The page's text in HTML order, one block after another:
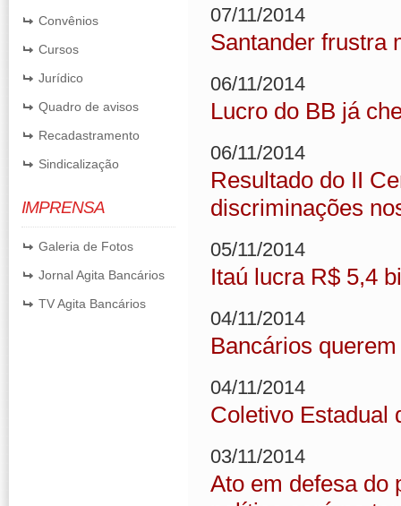
Convênios
Cursos
Jurídico
Quadro de avisos
Recadastramento
Sindicalização
IMPRENSA
Galeria de Fotos
Jornal Agita Bancários
TV Agita Bancários
07/11/2014
Santander frustra
06/11/2014
Lucro do BB já
06/11/2014
Resultado do II
discriminações
05/11/2014
Itaú lucra R$ 5,4
04/11/2014
Bancários
04/11/2014
Coletivo Estadual
03/11/2014
Ato em defesa do